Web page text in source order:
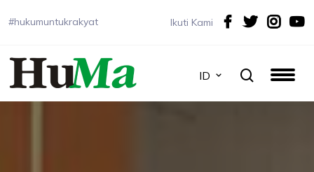
#hukumuntukrakyat Ikuti Kami
ID